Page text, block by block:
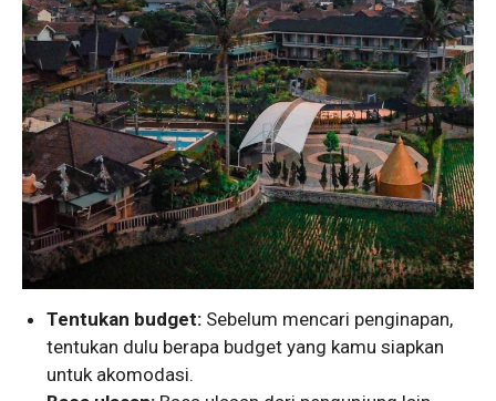
Tentukan budget: Sebelum mencari penginapan,
tentukan dulu berapa budget yang kamu siapkan
untuk akomodasi.